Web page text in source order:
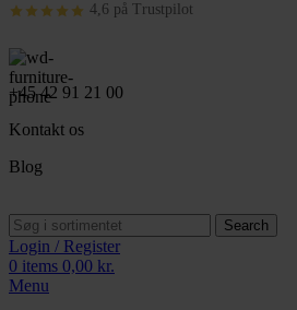
4,6 på Trustpilot
+45 42 91 21 00
Kontakt os
Blog
Search
Login / Register
0 items 0,00 kr.
Menu